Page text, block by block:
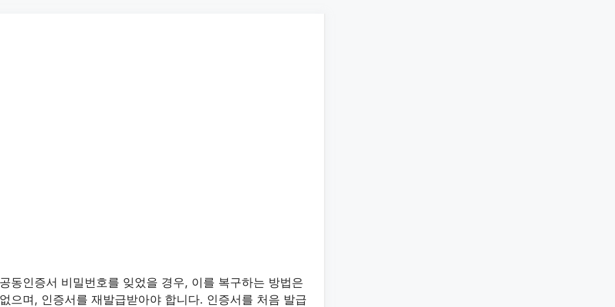
공동인증서 비밀번호를 잊었을 경우, 이를 복구하는 방법은
없으며, 인증서를 재발급받아야 합니다. 인증서를 처음 발급